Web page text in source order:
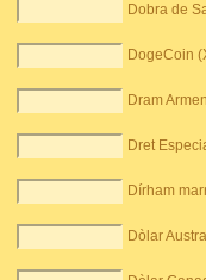
Dobra de
DogeCoin
Dram
Dret
Dírham
Dòlar